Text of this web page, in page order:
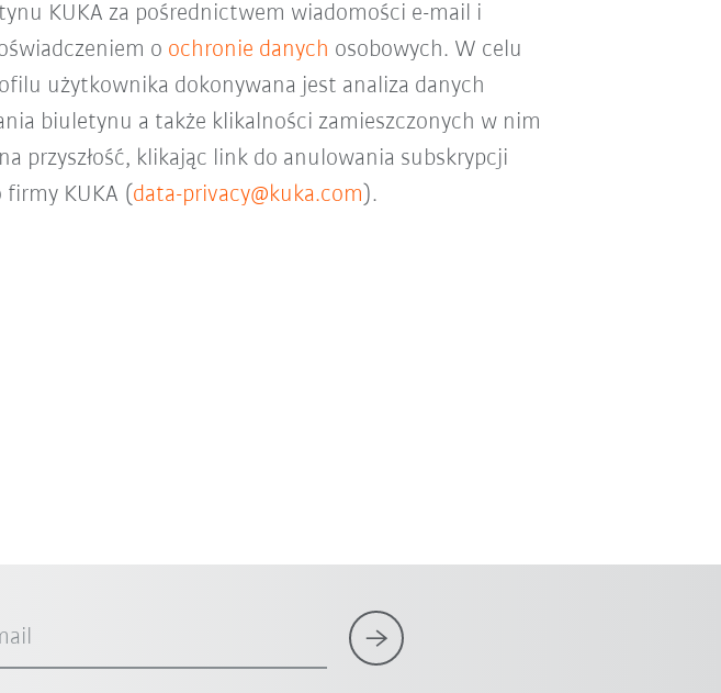
KUKA za pośrednictwem wiadomości e-mail i
o ochronie danych osobowych. W celu
użytkownika dokonywana jest analiza danych
biuletynu a także klikalności zamieszczonych w nim
przyszłość, klikając link do anulowania subskrypcji
KUKA (data-privacy@kuka.com ).